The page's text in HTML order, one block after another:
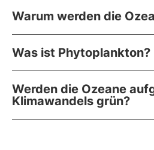
Warum werden die
Was ist Phytoplankton?
Werden die Ozeane
Klimawandels grün?